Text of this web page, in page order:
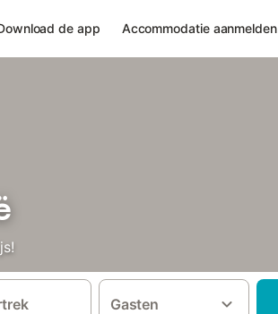
de app Accommodatie aanmelden
Gasten